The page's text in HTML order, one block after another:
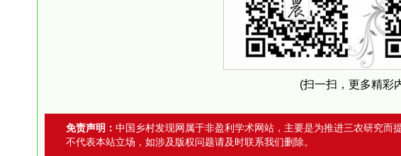
(扫一扫，更多精彩
免责声明： 中国乡村发现网属于非盈利学术网站，主要是为推进三农研究
不代表本站立场，如涉及版权问题请及时联系我们删除。